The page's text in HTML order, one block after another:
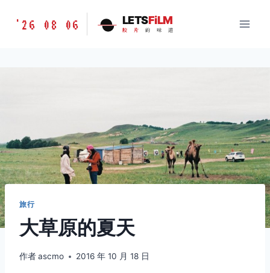
胶
'26 08 06 LETSFiLM
胶 片 的 味 道
旅行
大草原的夏天
作者ascmo 2016 年 10 月 18 日